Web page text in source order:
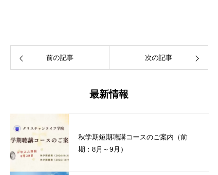
前の記事 次の記事
最新情報
秋学期短期聴講コースのご案内（前
期：8月～9月）